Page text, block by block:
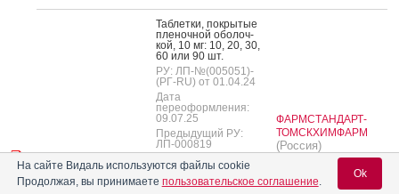
Розувастатин
Таб­летки, пок­ры­тые
пле­ноч­ной обо­лоч­
кой, 10 мг: 10, 20, 30,
60 или 90 шт.
РУ: ЛП-№(005051)-
(РГ-RU) от 01.04.24
Дата
переоформления:
09.07.25
Предыдущий РУ:
ЛП-000819
Таб­летки, пок­ры­тые
пле­ноч­ной обо­лоч­
ФАРМСТАНДАРТ-
ТОМСКХИМФАРМ
(Россия)
Произведено:
ФАРМСТАНДАРТ-
ЛЕКСРЕДСТВА
На сайте Видаль используются файлы cookie
Продолжая, вы принимаете пользовательское соглашение.
Ok